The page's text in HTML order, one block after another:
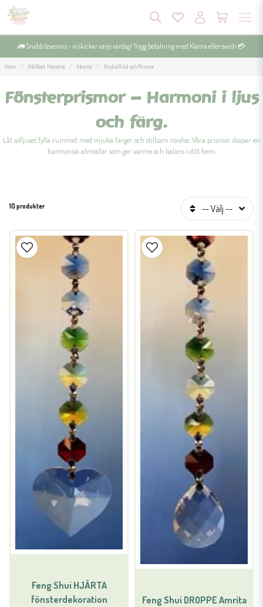
🚛 Snabb leverans - vi skickar varje vardag! Trygg betalning med Klarna eller swish 💳
Hem Hållbart Hemma Interiör Kristallklot och Prismor
Fönsterprismor – Harmoni i ljus
och färg.
Låt solljuset fylla rummet med mjuka färger och stillsam rörelse. Våra prismor skapar en
harmonisk atmosfär som ger värme och balans i ditt hem.
10 produkter -- Välj --
Feng Shui HJÄRTA
fönsterdekoration
Feng Shui DROPPE Amrita